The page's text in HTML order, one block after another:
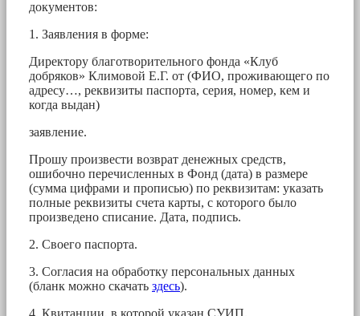
документов:
1. Заявления в форме:
Директору благотворительного фонда «Клуб
добряков» Климовой Е.Г. от (ФИО, проживающего по
адресу…, реквизиты паспорта, серия, номер, кем и
когда выдан)
заявление.
Прошу произвести возврат денежных средств,
ошибочно перечисленных в Фонд (дата) в размере
(сумма цифрами и прописью) по реквизитам: указать
полные реквизиты счета карты, с которого было
произведено списание. Дата, подпись.
2. Своего паспорта.
3. Согласия на обработку персональных данных
(бланк можно скачать здесь).
4. Квитанции, в которой указан СУИП.